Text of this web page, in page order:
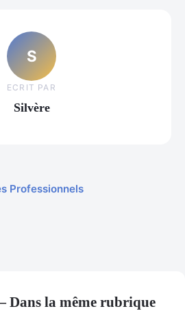
S
ECRIT PAR
Silvère
Professionnels
Dans la même rubrique